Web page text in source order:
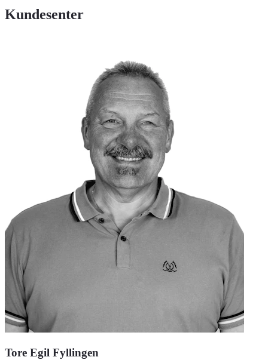
Kundesenter
Tore Egil Fyllingen